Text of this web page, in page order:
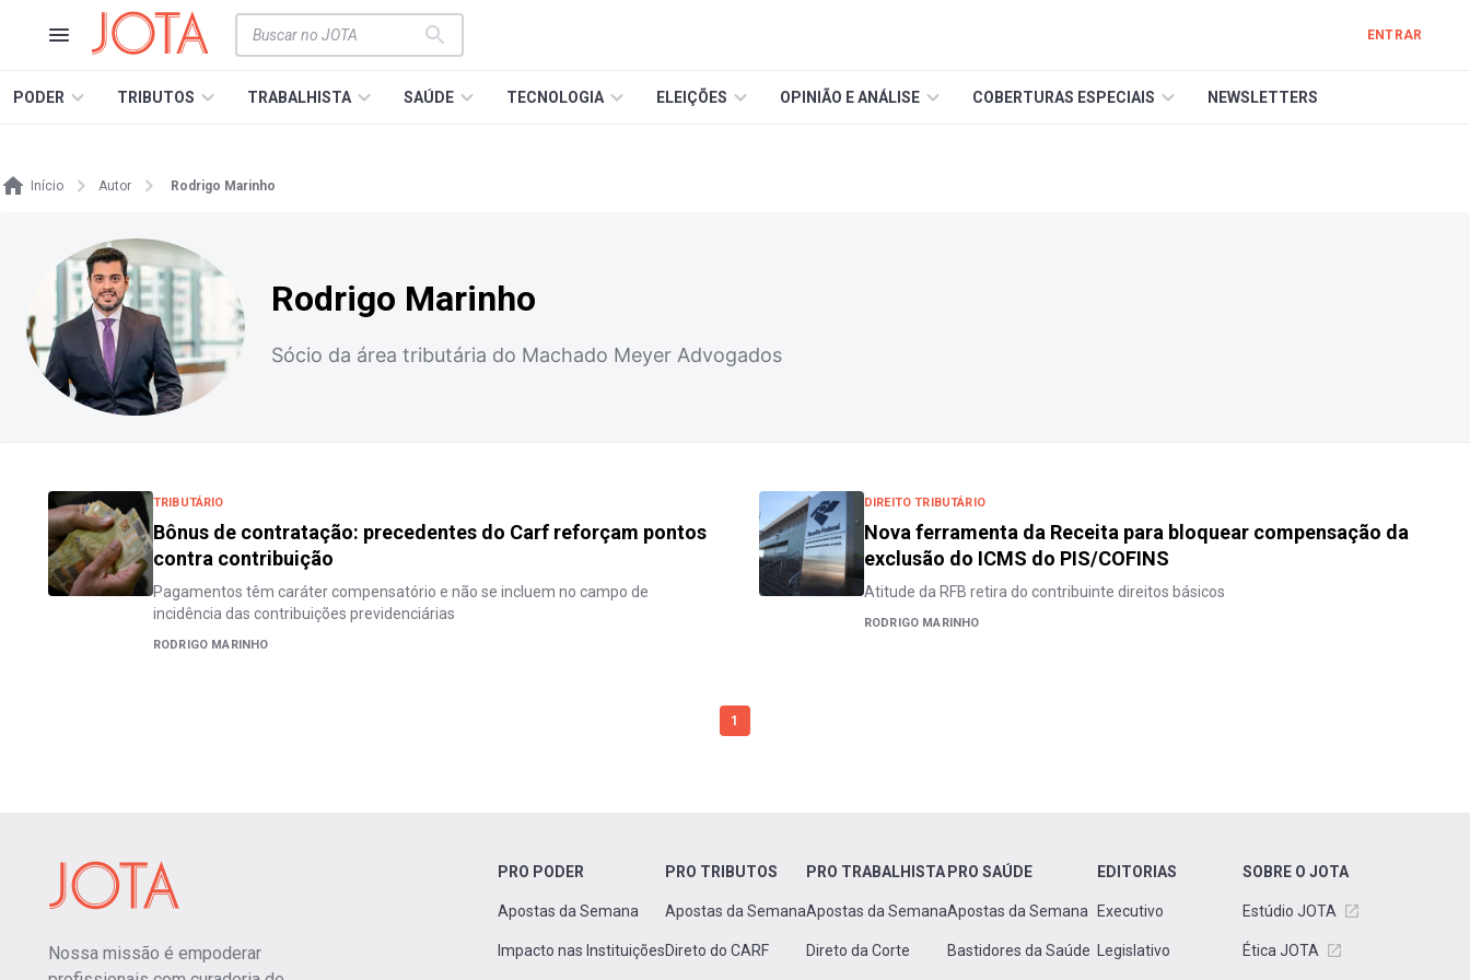
ENTRAR
PODER TRIBUTOS TRABALHISTA SAÚDE TECNOLOGIA ELEIÇÕES OPINIÃO E ANÁLISE COBERTURAS ESPECIAIS NEWSLETTERS
Início Autor Rodrigo Marinho
Rodrigo Marinho
Sócio da área tributária do Machado Meyer Advogados
TRIBUTÁRIO
Bônus de contratação: precedentes do Carf reforçam pontos
contra contribuição
Pagamentos têm caráter compensatório e não se incluem no campo de
incidência das contribuições previdenciárias
RODRIGO MARINHO
DIREITO TRIBUTÁRIO
Nova ferramenta da Receita para bloquear compensação da
exclusão do ICMS do PIS/COFINS
Atitude da RFB retira do contribuinte direitos básicos
RODRIGO MARINHO
1
Nossa missão é empoderar
PRO PODER
Apostas da Semana
Impacto nas Instituições
PRO TRIBUTOS
Apostas da Semana
Direto do CARF
PRO TRABALHISTA
Apostas da Semana
Direto da Corte
PRO SAÚDE
Apostas da Semana
Bastidores da Saúde
EDITORIAS
Executivo
Legislativo
SOBRE O JOTA
Estúdio JOTA
Ética JOTA